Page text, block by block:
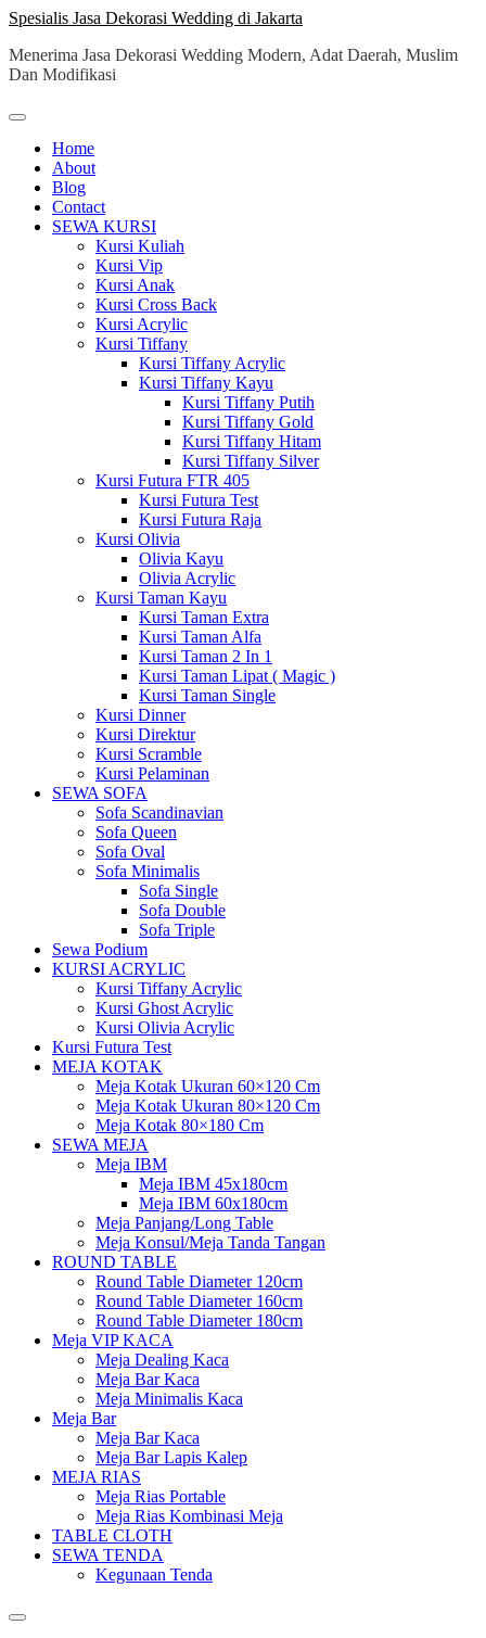
Skip
content
Spesialis Jasa Dekorasi Wedding di Jakarta
Menerima Jasa Dekorasi Wedding Modern, Adat Daerah, Muslim
Dan Modifikasi
Home
About
Blog
Contact
SEWA KURSI
Kursi Kuliah
Kursi Vip
Kursi Anak
Kursi Cross Back
Kursi Acrylic
Kursi Tiffany
Kursi Tiffany Acrylic
Kursi Tiffany Kayu
Kursi Tiffany Putih
Kursi Tiffany Gold
Kursi Tiffany Hitam
Kursi Tiffany Silver
Kursi Futura FTR 405
Kursi Futura Test
Kursi Futura Raja
Kursi Olivia
Olivia Kayu
Olivia Acrylic
Kursi Taman Kayu
Kursi Taman Extra
Kursi Taman Alfa
Kursi Taman 2 In 1
Kursi Taman Lipat ( Magic )
Kursi Taman Single
Kursi Dinner
Kursi Direktur
Kursi Scramble
Kursi Pelaminan
SEWA SOFA
Sofa Scandinavian
Sofa Queen
Sofa Oval
Sofa Minimalis
Sofa Single
Sofa Double
Sofa Triple
Sewa Podium
KURSI ACRYLIC
Kursi Tiffany Acrylic
Kursi Ghost Acrylic
Kursi Olivia Acrylic
Kursi Futura Test
MEJA KOTAK
Meja Kotak Ukuran 60×120 Cm
Meja Kotak Ukuran 80×120 Cm
Meja Kotak 80×180 Cm
SEWA MEJA
Meja IBM
Meja IBM 45x180cm
Meja IBM 60x180cm
Meja Panjang/Long Table
Meja Konsul/Meja Tanda Tangan
ROUND TABLE
Round Table Diameter 120cm
Round Table Diameter 160cm
Round Table Diameter 180cm
Meja VIP KACA
Meja Dealing Kaca
Meja Bar Kaca
Meja Minimalis Kaca
Meja Bar
Meja Bar Kaca
Meja Bar Lapis Kalep
MEJA RIAS
Meja Rias Portable
Meja Rias Kombinasi Meja
TABLE CLOTH
SEWA TENDA
Kegunaan Tenda